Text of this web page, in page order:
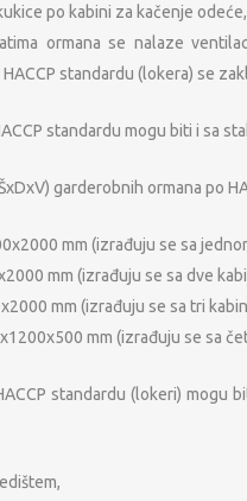
po kabini za kačenje
ormana se nalaze
standardu (lokera) se
standardu mogu biti i sa
garderobnih ormana po
mm (izrađuju se sa
mm (izrađuju se sa dve
mm (izrađuju se sa tri
mm (izrađuju se sa
standardu (lokeri)